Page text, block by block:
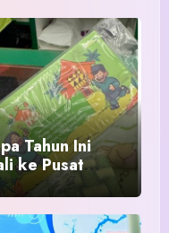
Tahun Ini
ke Pusat